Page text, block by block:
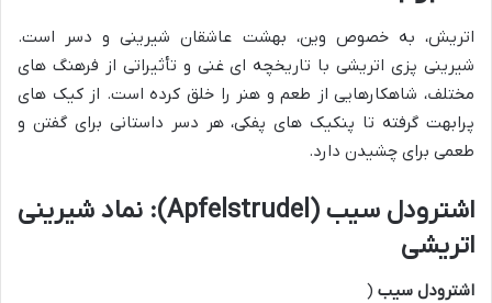
اتریش، به خصوص وین، بهشت عاشقان شیرینی و دسر است.
شیرینی پزی اتریشی با تاریخچه ای غنی و تأثیراتی از فرهنگ های
مختلف، شاهکارهایی از طعم و هنر را خلق کرده است. از کیک های
پرابهت گرفته تا پنکیک های پفکی، هر دسر داستانی برای گفتن و
طعمی برای چشیدن دارد.
اشترودل سیب (Apfelstrudel): نماد شیرینی
اتریشی
اشترودل سیب (